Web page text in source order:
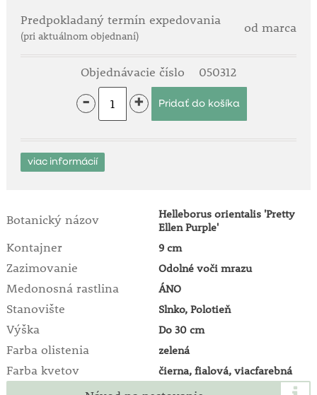
Predpokladaný termín expedovania
(pri aktuálnom objednaní)
od marca
Objednávacie číslo 050312
- +
viac informácií
Botanický názov
Helleborus orientalis 'Pretty
Ellen Purple'
Kontajner 9 cm
Zazimovanie Odolné voči mrazu
Medonosná rastlina ÁNO
Stanovište Slnko, Polotieň
Výška Do 30 cm
Farba olistenia zelená
Farba kvetov čierna, fialová, viacfarebná